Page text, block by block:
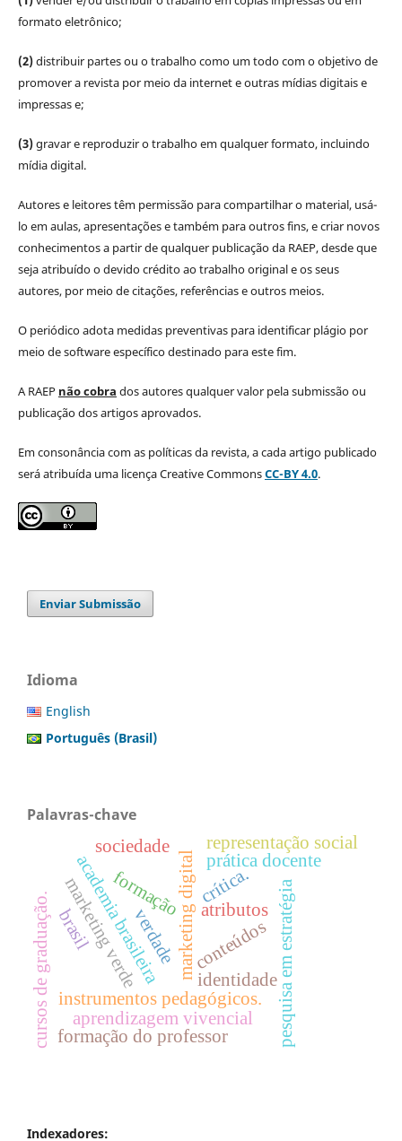
formato eletrônico;
(2)distribuir partes ou o trabalho como um todo com o objetivo de
promover a revista por meio da internet e outras mídias digitais e
impressas e;
(3)gravar e reproduzir o trabalho em qualquer formato, incluindo
mídia digital.
Autores e leitores têm permissão para compartilhar o material, usá-
lo em aulas, apresentações e também para outros fins, e criar novos
conhecimentos a partir de qualquer publicação da RAEP, desde que
seja atribuído o devido crédito ao trabalho original e os seus
autores, por meio de citações, referências e outros meios.
O periódico adota medidas preventivas para identificar plágio por
meio de software específico destinado para este fim.
A RAEP não cobra dos autores qualquer valor pela submissão ou
publicação dos artigos aprovados.
Em consonância com as políticas da revista, a cada artigo publicado
será atribuída uma licença Creative CommonsCC-BY 4.0.
Enviar Submissão
Idioma
English
Português (Brasil)
Palavras-chave
marketing digital
instrumentos pedagógicos. pesquisa em estratégia
academia brasileira atributos
prática docente
conteúdos
aprendizagem vivencial
formação do professor
sociedade
marketing verde
cursos de graduação. formação crítica.
representação social
identidade
verdade
brasil
Indexadores: